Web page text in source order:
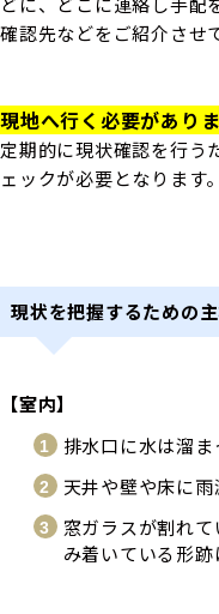
確認先などをご紹介させ
現地へ行く必要があり
定期的に現状確認を行う
ェックが必要となります。
現状を把握するための
【室内】
排水口に水は溜ま
天井や壁や床に
窓ガラスが割れ
み着いている形跡